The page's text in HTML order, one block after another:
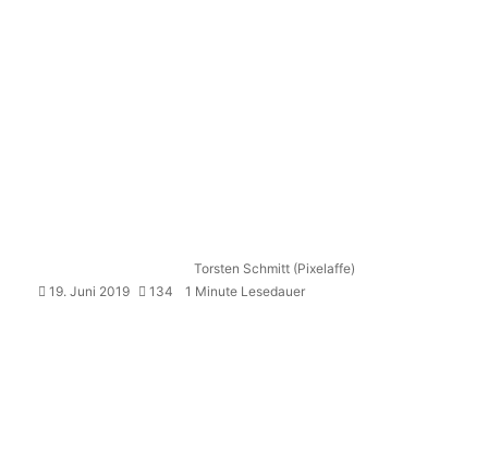
Torsten Schmitt (Pixelaffe)
19. Juni 2019
134 1 Minute Lesedauer